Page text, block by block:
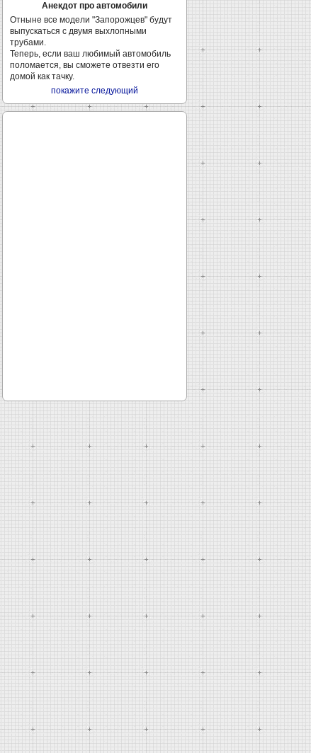
Анекдот про автомобили
Отныне все модели "Запорожцев" будут
выпускаться с двумя выхлопными
трубами.
Теперь, если ваш любимый автомобиль
поломается, вы сможете отвезти его
домой как тачку.
покажите следующий